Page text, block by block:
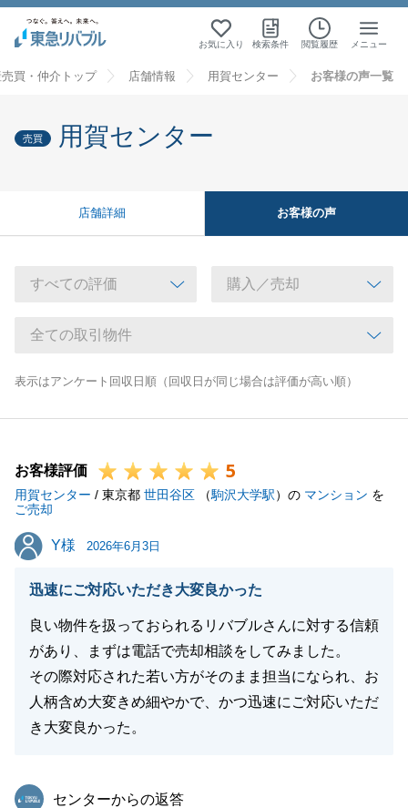
お気に入り 検索条件 閲覧履歴 メニュー
買・仲介トップ 店舗情報 用賀センター お客様の声一覧
売買 用賀センター
店舗詳細 お客様の声
表示はアンケート回収日順（回収日が同じ場合は評価が高い順）
お客様評価 5
用賀センター / 東京都 世田谷区 （駒沢大学駅）の マンション を
ご売却
Y様
Y様 2026年6月3日
迅速にご対応いただき大変良かった
良い物件を扱っておられるリバブルさんに対する信頼
があり、まずは電話で売却相談をしてみました。
その際対応された若い方がそのまま担当になられ、お
人柄含め大変きめ細やかで、かつ迅速にご対応いただ
き大変良かった。
東急リバブル
センターからの返答